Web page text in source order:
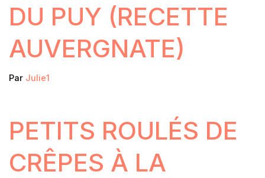
DU PUY (RECETTE
AUVERGNATE)
Par Julie1
PETITS ROULÉS DE
CRÊPES À LA